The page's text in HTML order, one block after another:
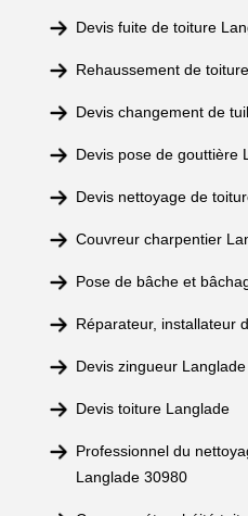
Devis fuite de toiture
Rehaussement de
Devis changement de
Devis pose de gouttière
Devis nettoyage de
Couvreur charpentier
Pose de bâche et
Réparateur, installateur
Devis zingueur Langlade
Devis toiture Langlade
Professionnel du
Langlade 30980